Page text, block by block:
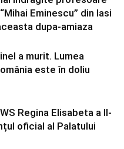
Eminescu” din Iasi
dupa-amiaza
a murit. Lumea
este în doliu
Regina Elisabeta a II-
oficial al Palatului